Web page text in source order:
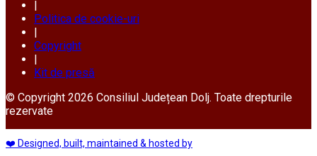
Politica de cookie-uri
Copyright
Kit de presă
© Copyright 2026 Consiliul Județean Dolj. Toate drepturile
rezervate
❤️ Designed, built, maintained & hosted by